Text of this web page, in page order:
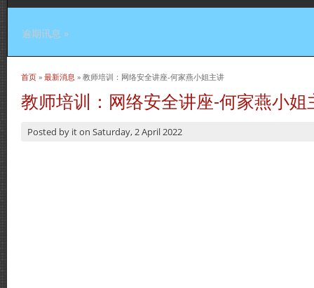
逾期讯息 »
当前位置
首页 » 最新消息 » 教师培训：网络安全讲座-何家燕小姐主讲
教师培训：网络安全讲座-何家燕小姐
Posted by iton Saturday, 2 April 2022